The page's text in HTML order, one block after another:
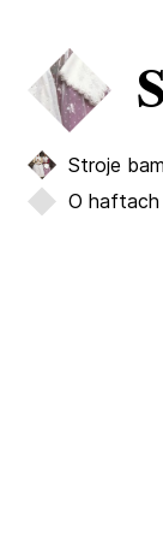
Stroje
O haftach